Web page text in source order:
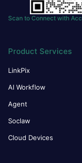
Scan to Connect with
Product Services
LinkPix
AI Workflow
Agent
Soclaw
Cloud Devices